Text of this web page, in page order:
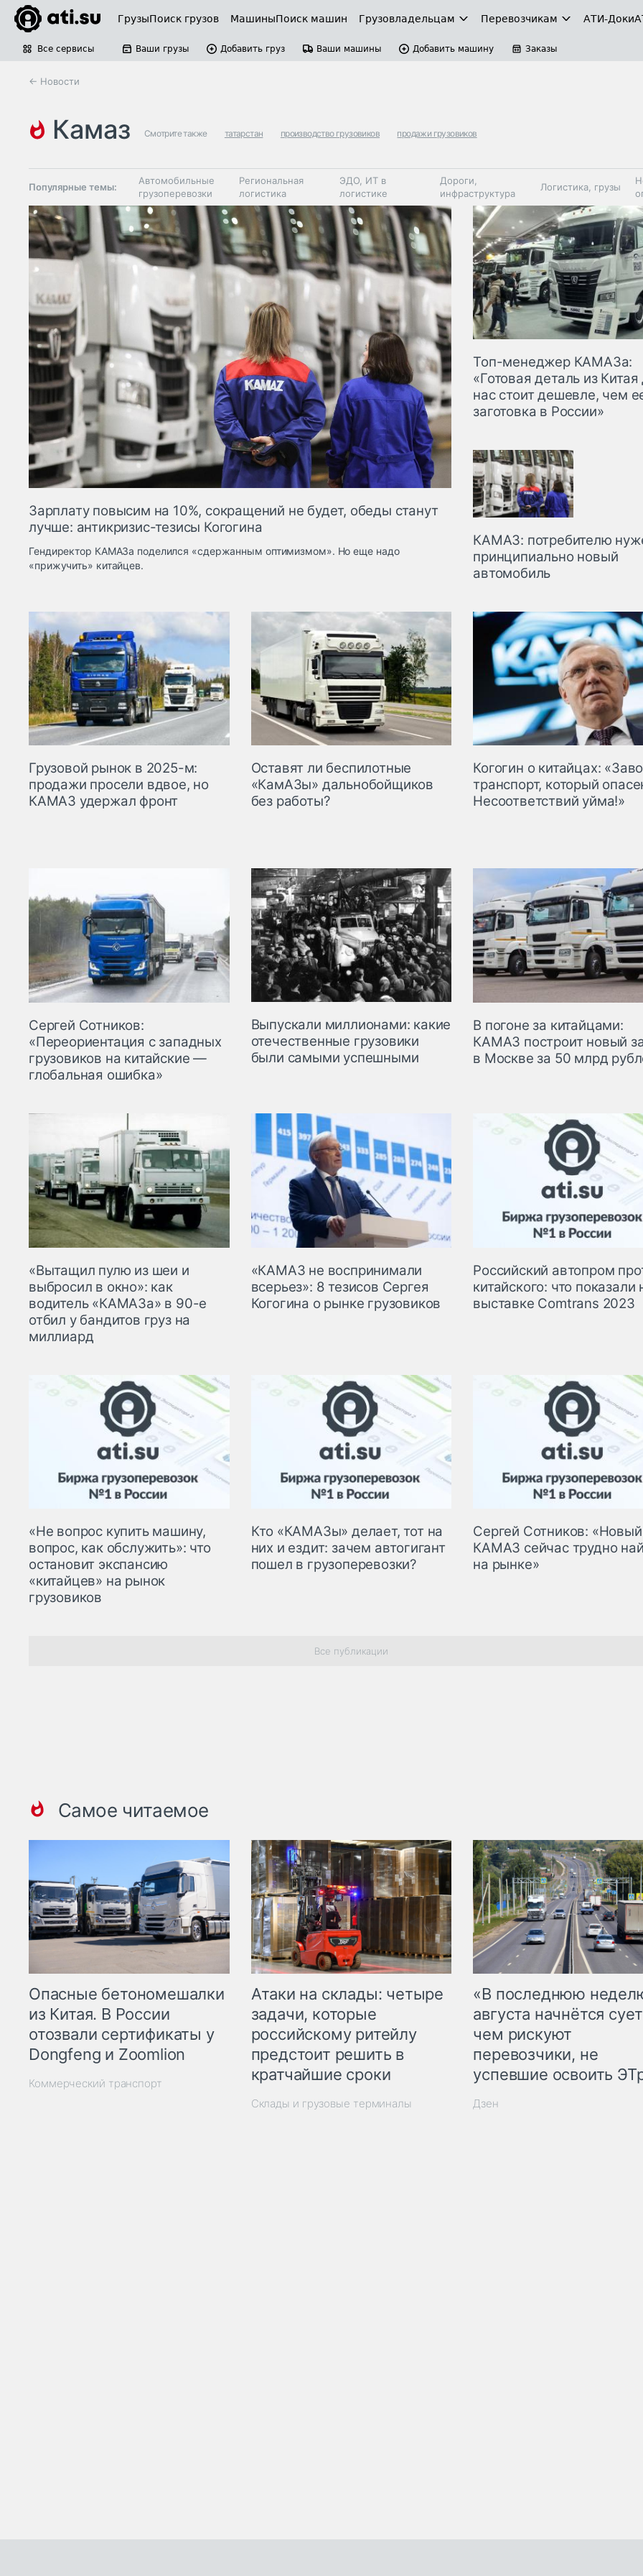
ГрузыПоиск грузов МашиныПоиск машин Грузовладельцам Перевозчикам АТИ-Доки
Все сервисы Ваши грузы Добавить груз Ваши машины Добавить машину Заказы
← Новости
камаз Смотрите также татарстан производство грузовиков продажи грузовиков
Популярные темы:
Автомобильные
грузоперевозки
Региональная
логистика
ЭДО, ИТ в
логистике
Дороги,
инфраструктура
Логистика, грузы
Таможня и ВЭД
Склады и
грузовые
терминалы
Коммерческий
транспорт
Спецтехника
Автосервис,
запчасти, шины
Зарплату повысим на 10%, сокращений не будет, обеды станут
лучше: антикризис-тезисы Когогина
Гендиректор КАМАЗа поделился «сдержанным оптимизмом». Но еще надо
«прижучить» китайцев.
Топ-менеджер КАМАЗа:
«Готовая деталь из
нас стоит дешевле, чем
заготовка в России»
КАМАЗ: потребителю
принципиально новый
автомобиль
Грузовой рынок в 2025-м:
продажи просели вдвое, но
КАМАЗ удержал фронт
Оставят ли беспилотные
«КамАЗы» дальнобойщиков
без работы?
Когогин о китайцах:
транспорт, который
Несоответствий уйма!»
Сергей Сотников:
«Переориентация с западных
грузовиков на китайские —
глобальная ошибка»
Выпускали миллионами: какие
отечественные грузовики
были самыми успешными
В погоне за китайцами:
КАМАЗ построит новый
в Москве за 50 млрд
«Вытащил пулю из шеи и
выбросил в окно»: как
водитель «КАМАЗа» в 90-е
отбил у бандитов груз на
миллиард
«КАМАЗ не воспринимали
всерьез»: 8 тезисов Сергея
Когогина о рынке грузовиков
Российский автопром
китайского: что показали
выставке Сomtrans 2023
«Не вопрос купить машину,
вопрос, как обслужить»: что
остановит экспансию
«китайцев» на рынок
грузовиков
Кто «КАМАЗы» делает, тот на
них и ездит: зачем автогигант
пошел в грузоперевозки?
Сергей Сотников: «Новый
КАМАЗ сейчас трудно
на рынке»
Все публикации
Самое читаемое
Опасные бетономешалки
из Китая. В России
отозвали сертификаты у
Dongfeng и Zoomlion
Коммерческий транспорт
Атаки на склады: четыре
задачи, которые
российскому ритейлу
предстоит решить в
кратчайшие сроки
Склады и грузовые терминалы
«В последнюю
августа начнётся
чем рискуют
перевозчики, не
успевшие освоить
Дзен